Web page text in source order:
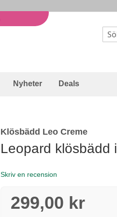
Sök
Nyheter Deals
Klösbädd Leo Creme
Leopard klösbädd
Skriv en recension
299,00 kr